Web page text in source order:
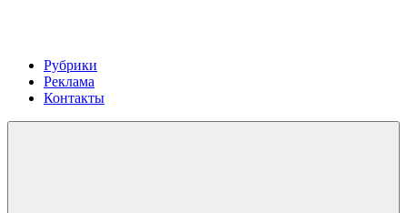
Рубрики
Реклама
Контакты